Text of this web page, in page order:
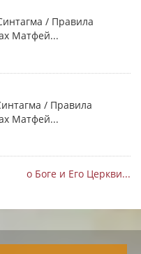
/ Правила
Матфей...
/ Правила
Матфей...
о Боге и Его Церкви...